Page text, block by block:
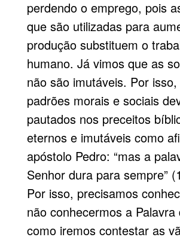
perdendo o emprego, pois
que são utilizadas para
produção substituem o
humano. Já vimos que as
não são imutáveis. Por
padrões morais e sociais
pautados nos preceitos
eternos e imutáveis como
apóstolo Pedro: “mas a
Senhor dura para sempre”
Por isso, precisamos
não conhecermos a Palavra
como iremos contestar as